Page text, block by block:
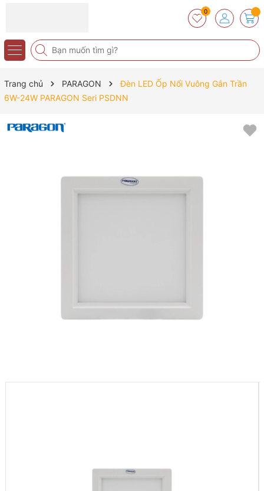
0
Trang chủ PARAGON
Đèn LED Ốp Nổi Vuông Gắn Trần
6W-24W PARAGON Seri PSDNN